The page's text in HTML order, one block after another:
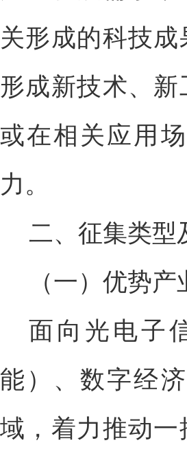
关形成的科技
形成新技术、
或在相关应用
力。
二、征集类型
（一）优势
面向光电子
能）、数字经
域，着力推动